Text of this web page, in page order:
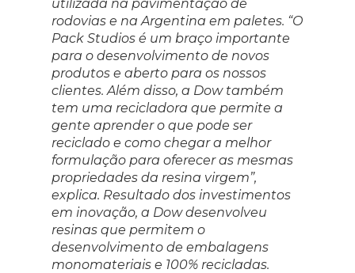
utilizada na pavimentação de
rodovias e na Argentina em paletes. “O
Pack Studios é um braço importante
para o desenvolvimento de novos
produtos e aberto para os nossos
clientes. Além disso, a Dow também
tem uma recicladora que permite a
gente aprender o que pode ser
reciclado e como chegar a melhor
formulação para oferecer as mesmas
propriedades da resina virgem”,
explica. Resultado dos investimentos
em inovação, a Dow desenvolveu
resinas que permitem o
desenvolvimento de embalagens
monomateriais e 100% recicladas.